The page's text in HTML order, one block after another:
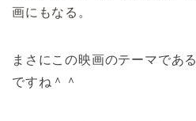
画にもなる。
まさにこの映画のテーマである
ですね＾＾